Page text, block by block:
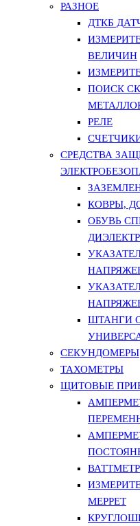
РАЗНОЕ
ДТКБ
ВЕЛИЧИН
ПОИСК
РЕЛЕ
СРЕДСТВА
КОВРЫ,
ОБУВЬ
ШТАНГИ
СЕКУНДОМЕРЫ
ТАХОМЕТРЫ
ЩИТОВЫЕ
МЕРРЕТ